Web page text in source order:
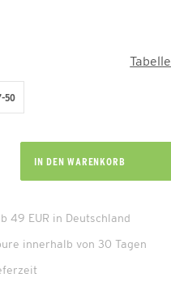
Tabelle
50
IN DEN WARENKORB
49 EUR in Deutschland
innerhalb von 30 Tagen